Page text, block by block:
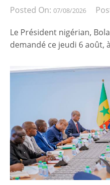
Posted On: 07/08/2026
Le Président nigérian,
demandé ce jeudi 6 août,